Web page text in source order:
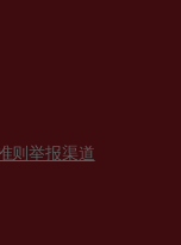
则举报渠道